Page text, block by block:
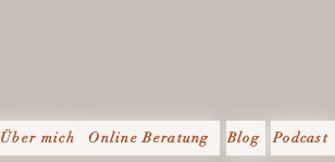
Über mich Online Beratung Blog Podcast